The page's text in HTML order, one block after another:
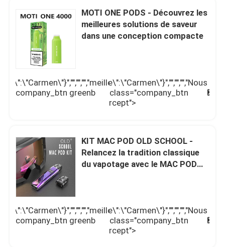
Aperçu
Produits
A propos de nous
Visite d'usine
Contrôle de la qualité
MOTI ONE PODS - Découvrez les
meilleures solutions de saveur
dans une conception compacte
greenb
meilleur
prix
\",\"username\":\"Carmen\"}","","","","Nous
contacter");' class="company_btn
orangeb intercept">
KIT MAC POD OLD SCHOOL -
Relancez la tradition classique
du vapotage avec le MAC POD
greenb
meilleur
prix
\",\"username\":\"Carmen\"}","","","","Nous
contacter");' class="company_btn
orangeb intercept">